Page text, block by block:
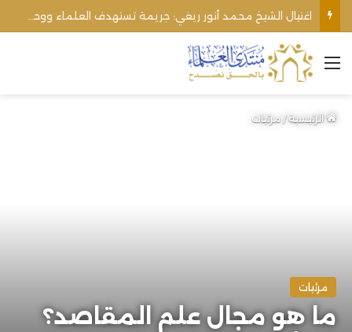
القائمة
الرئيسية/مرئيات
مرئيات
ما هو مجال علم المقاصد؟